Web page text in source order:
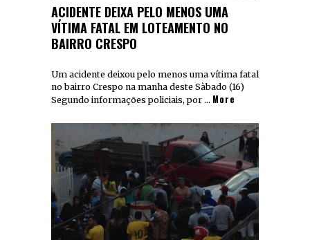
ACIDENTE DEIXA PELO MENOS UMA
VÍTIMA FATAL EM LOTEAMENTO NO
BAIRRO CRESPO
Um acidente deixou pelo menos uma vítima fatal
no bairro Crespo na manha deste Sàbado (16)
Segundo informações policiais, por … More